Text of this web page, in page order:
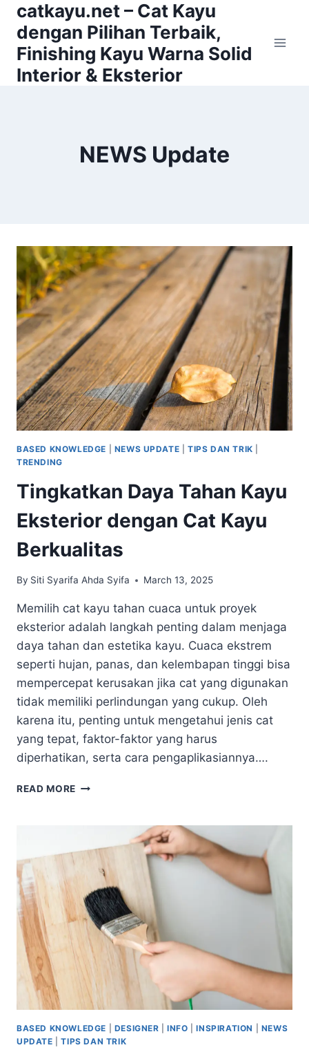
Skip
content
catkayu.net – Cat Kayu
dengan Pilihan Terbaik,
Finishing Kayu Warna Solid
Interior & Eksterior
NEWS Update
BASED KNOWLEDGE NEWS UPDATE |TIPS DAN TRIK
TRENDING
Tingkatkan Daya Tahan Kayu
Eksterior dengan Cat Kayu
Berkualitas
By Siti Syarifa Ahda Syifa March 13, 2025
Memilih cat kayu tahan cuaca untuk proyek
eksterior adalah langkah penting dalam menjaga
daya tahan dan estetika kayu. Cuaca ekstrem
seperti hujan, panas, dan kelembapan tinggi bisa
mempercepat kerusakan jika cat yang digunakan
tidak memiliki perlindungan yang cukup. Oleh
karena itu, penting untuk mengetahui jenis cat
yang tepat, faktor-faktor yang harus
diperhatikan, serta cara pengaplikasiannya….
READ MORE TINGKATKAN
EKSTERIOR
DENGAN
KAYU
BERKUALITAS
BASED KNOWLEDGE DESIGNER |INFO |INSPIRATION
NEWS
UPDATE |TIPS DAN TRIK